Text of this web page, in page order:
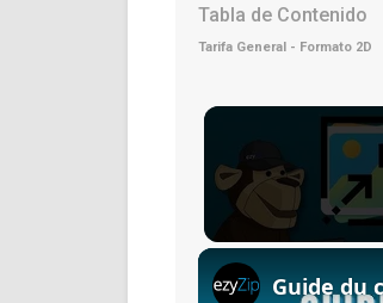
Tabla de Contenido
Tarifa General - Formato 2D